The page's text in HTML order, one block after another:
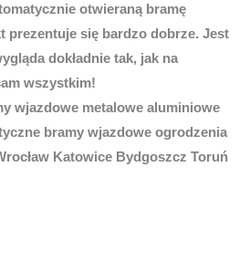
otwieraną bramę
prezentuje się bardzo dobrze. Jest
dokładnie tak, jak na
wszystkim!